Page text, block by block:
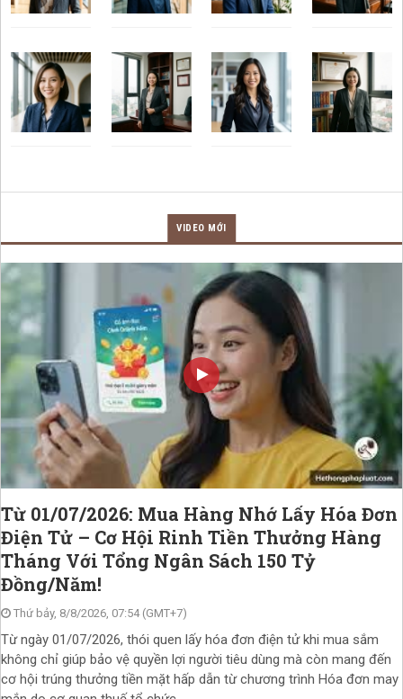
VIDEO MỚI
Từ 01/07/2026: Mua Hàng Nhớ Lấy Hóa Đơn
Điện Tử – Cơ Hội Rinh Tiền Thưởng Hàng
Tháng Với Tổng Ngân Sách 150 Tỷ
Đồng/Năm!
Thứ bảy, 8/8/2026, 07:54 (GMT+7)
Từ ngày 01/07/2026, thói quen lấy hóa đơn điện tử khi mua sắm
không chỉ giúp bảo vệ quyền lợi người tiêu dùng mà còn mang đến
cơ hội trúng thưởng tiền mặt hấp dẫn từ chương trình Hóa đơn may